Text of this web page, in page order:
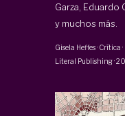
Garza, Eduardo
y muchos más.
Gisela Heffes· Crítica ·
Literal Publishing·